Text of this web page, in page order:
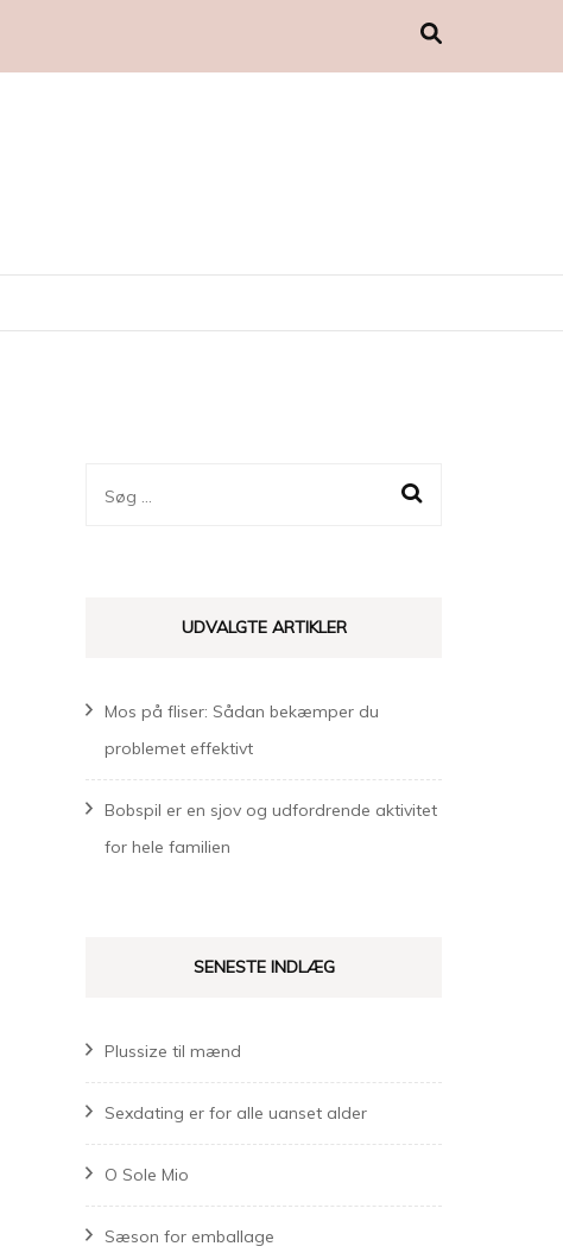
Søg
UDVALGTE ARTIKLER
Mos på fliser: Sådan bekæmper du
problemet effektivt
Bobspil er en sjov og udfordrende aktivitet
for hele familien
SENESTE INDLÆG
Plussize til mænd
Sexdating er for alle uanset alder
O Sole Mio
Sæson for emballage